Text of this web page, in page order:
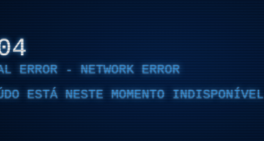
ERROR - NETWORK ERROR
ESTÁ NESTE MOMENTO INDISPONÍVEL